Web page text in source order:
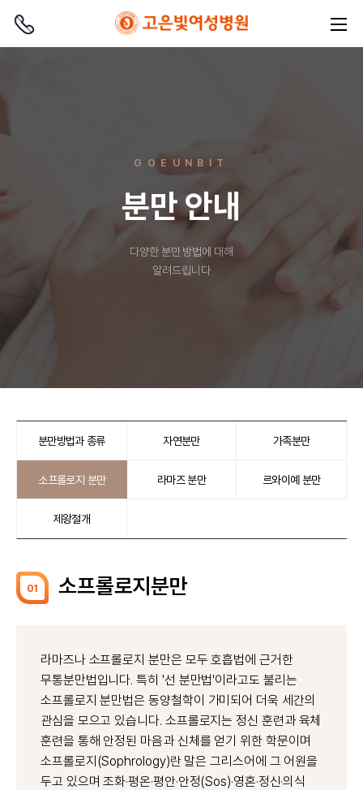
GOEUNBIT
분만 안내
다양한 분만 방법에 대해
알려드립니다
분만방법과 종류 자연분만 가족분만
소프롤로지 분만 라마즈 분만 르와이예 분만
제왕절개
01 소프롤로지분만
라마즈나 소프롤로지 분만은 모두 호흡법에 근거한
무통분만법입니다. 특히 '선 분만법'이라고도 불리는
소프롤로지 분만법은 동양철학이 가미되어 더욱 세간의
관심을 모으고 있습니다. 소프롤로지는 정신 훈련과 육체
훈련을 통해 안정된 마음과 신체를 얻기 위한 학문이며
소프롤로지(Sophrology)란 말은 그리스어에 그 어원을
두고 있으며 조화·평온·평안·안정(Sos)·영혼·정신·의식